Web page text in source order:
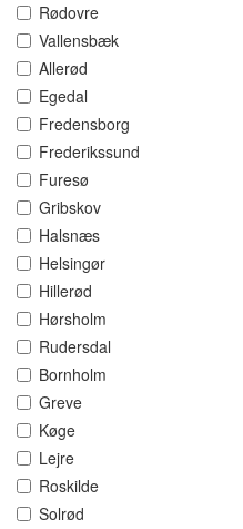
Rødovre
Vallensbæk
Allerød
Egedal
Fredensborg
Frederikssund
Furesø
Gribskov
Halsnæs
Helsingør
Hillerød
Hørsholm
Rudersdal
Bornholm
Greve
Køge
Lejre
Roskilde
Solrød